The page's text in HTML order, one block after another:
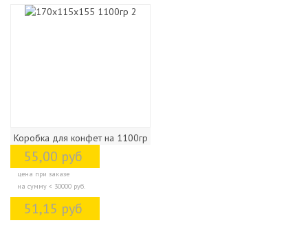
Коробка для конфет на 1100гр
55,00 руб
цена при заказе
на сумму < 30000 руб.
51,15 руб